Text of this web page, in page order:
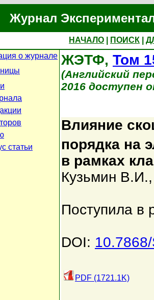
Журнал
НАЧАЛО ПОИСК
о журнале
статьи
ЖЭТФ, Том
(Английский
2016 доступен
Влияние
порядка на
в рамках
Кузьмин В.И.
Поступила в
DOI:
PDF (1721.1K)